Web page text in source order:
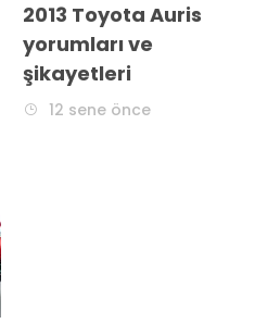
2013 Toyota Auris
yorumları ve
şikayetleri
12 sene önce